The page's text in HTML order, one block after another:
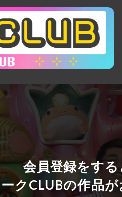
会員登録をする
クCLUBの作品